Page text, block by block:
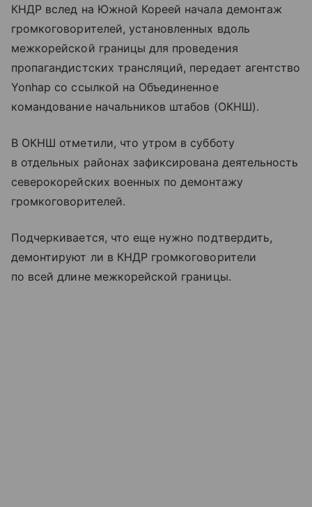
КНДР вслед на Южной Кореей начала демонтаж
громкоговорителей, установленных вдоль
межкорейской границы для проведения
пропагандистских трансляций, передает агентство
Yonhap со ссылкой на Объединенное
командование начальников штабов (ОКНШ).
В ОКНШ отметили, что утром в субботу
в отдельных районах зафиксирована деятельность
северокорейских военных по демонтажу
громкоговорителей.
Подчеркивается, что еще нужно подтвердить,
демонтируют ли в КНДР громкоговорители
по всей длине межкорейской границы.